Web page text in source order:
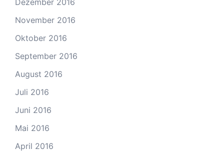
Dezember 2016
November 2016
Oktober 2016
September 2016
August 2016
Juli 2016
Juni 2016
Mai 2016
April 2016